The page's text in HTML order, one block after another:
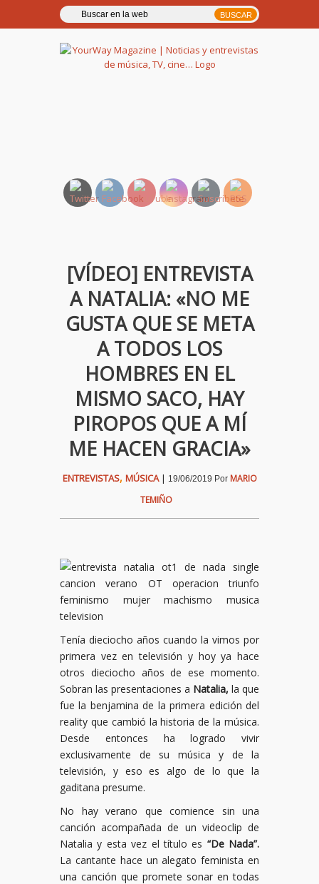
[VÍDEO] ENTREVISTA
A NATALIA: «NO ME
GUSTA QUE SE META
A TODOS LOS
HOMBRES EN EL
MISMO SACO, HAY
PIROPOS QUE A MÍ
ME HACEN GRACIA»
ENTREVISTAS, MÚSICA| 19/06/2019 Por MARIO
TEMIÑO
Tenía dieciocho años cuando la vimos por
primera vez en televisión y hoy ya hace
otros dieciocho años de ese momento.
Sobran las presentaciones a Natalia, la que
fue la benjamina de la primera edición del
reality que cambió la historia de la música.
Desde entonces ha logrado vivir
exclusivamente de su música y de la
televisión, y eso es algo de lo que la
gaditana presume.
No hay verano que comience sin una
canción acompañada de un videoclip de
Natalia y esta vez el título es “De Nada”.
La cantante hace un alegato feminista en
una canción que promete sonar en todas